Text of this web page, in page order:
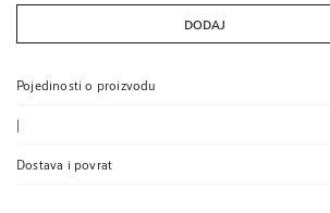
Veličina 03: 38-46 cm
Više informacija
DODAJ
Pojedinosti o proizvodu
Dostava i povrat